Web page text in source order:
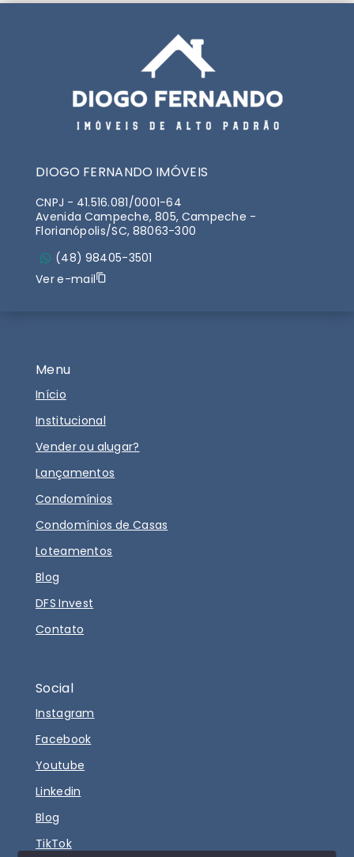
Menu
Início
Institucional
Vender ou alugar?
Lançamentos
Condomínios
Condomínios de Casas
Loteamentos
Blog
DFS Invest
Contato
Social
Instagram
Facebook
Youtube
Linkedin
Blog
TikTok
DIOGO FERNANDO IMÓVEIS
CNPJ - 41.516.081/0001-64
Avenida Campeche, 805, Campeche -
Florianópolis/SC, 88063-300
(48) 98405-3501
Ver e-mail